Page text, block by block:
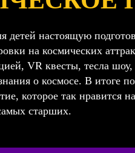
детей настоящую
на космических
VR квесты, тесла шоу,
о космосе. В итоге
которое так нравится
старших.